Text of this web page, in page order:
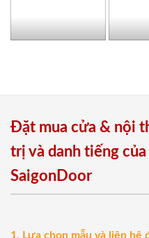
Đặt mua cửa & nội
trị và danh tiếng
SaigonDoor
1. Lựa chọn mẫu và liên